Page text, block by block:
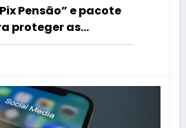
Pensão” e pacote
proteger as
ES